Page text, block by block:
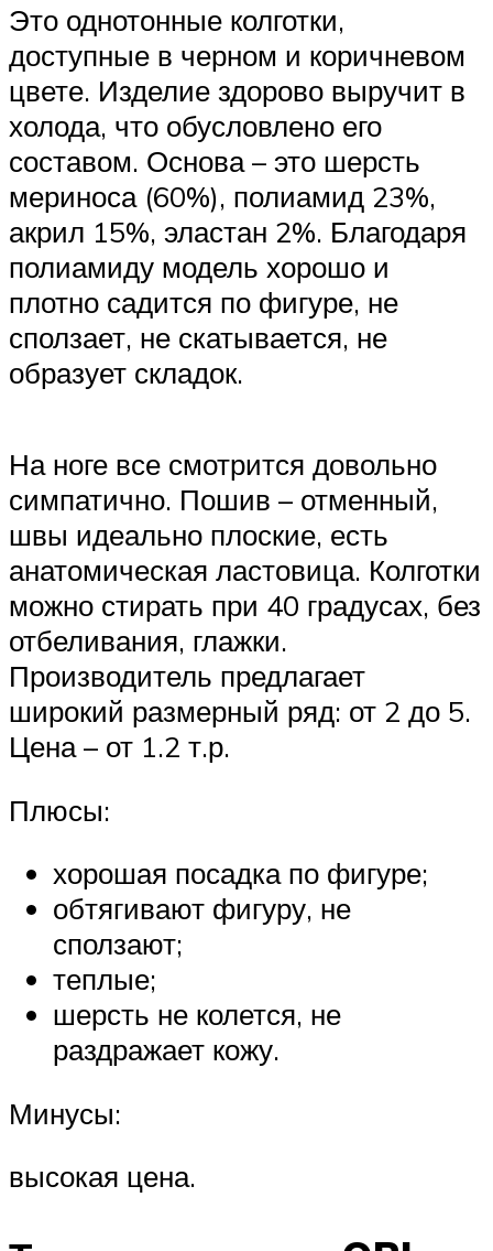
Это однотонные колготки,
доступные в черном и коричневом
цвете. Изделие здорово выручит в
холода, что обусловлено его
составом. Основа – это шерсть
мериноса (60%), полиамид 23%,
акрил 15%, эластан 2%. Благодаря
полиамиду модель хорошо и
плотно садится по фигуре, не
сползает, не скатывается, не
образует складок.
На ноге все смотрится довольно
симпатично. Пошив – отменный,
швы идеально плоские, есть
анатомическая ластовица. Колготки
можно стирать при 40 градусах, без
отбеливания, глажки.
Производитель предлагает
широкий размерный ряд: от 2 до 5.
Цена – от 1.2 т.р.
Плюсы:
хорошая посадка по фигуре;
обтягивают фигуру, не
сползают;
теплые;
шерсть не колется, не
раздражает кожу.
Минусы:
высокая цена.